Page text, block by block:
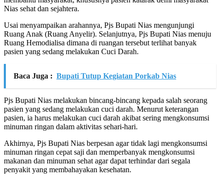
Nias sehat dan sejahtera.
Usai menyampaikan arahannya, Pjs Bupati Nias mengunjungi
Ruang Anak (Ruang Anyelir). Selanjutnya, Pjs Bupati Nias menuju
Ruang Hemodialisa dimana di ruangan tersebut terlihat banyak
pasien yang sedang melakukan Cuci Darah.
Baca Juga : Bupati Tutup Kegiatan Porkab Nias
Pjs Bupati Nias melakukan bincang-bincang kepada salah seorang
pasien yang sedang melakukan cuci darah. Menurut keterangan
pasien, ia harus melakukan cuci darah akibat sering mengkonsumsi
minuman ringan dalam aktivitas sehari-hari.
Akhirnya, Pjs Bupati Nias berpesan agar tidak lagi mengkonsumsi
minuman ringan cepat saji dan memperbanyak mengkonsumsi
makanan dan minuman sehat agar dapat terhindar dari segala
penyakit yang membahayakan kesehatan.